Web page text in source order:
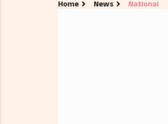
Home News National